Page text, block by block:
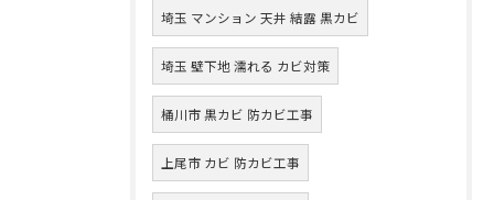
埼玉 マンション 天井 結露 黒カビ
埼玉 壁下地 濡れる カビ対策
桶川市 黒カビ 防カビ工事
上尾市 カビ 防カビ工事